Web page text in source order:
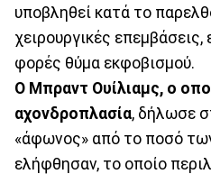
υποβληθεί κατά το
χειρουργικές
φορές θύμα εκφοβισμού.
Ο Μπραντ Ουίλιαμς, ο
αχονδροπλασία, δήλωσε
«άφωνος» από το ποσό
ελήφθησαν, το οποίο